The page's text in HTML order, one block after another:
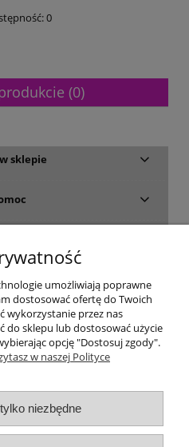
0
(0)
sklepie
konto
i zwroty
umożliwiają poprawne
dostosować ofertę do Twoich
wykorzystanie przez nas
do sklepu lub dostosować użycie
opcję "Dostosuj zgody".
w naszej Polityce
niezbędne